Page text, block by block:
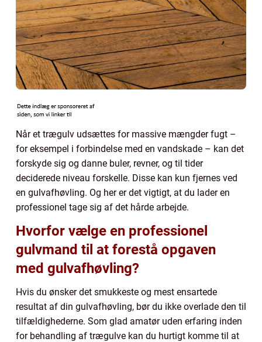
Når et trægulv udsættes for massive mængder fugt –
for eksempel i forbindelse med en vandskade – kan det
forskyde sig og danne buler, revner, og til tider
deciderede niveau forskelle. Disse kan kun fjernes ved
en gulvafhøvling. Og her er det vigtigt, at du lader en
professionel tage sig af det hårde arbejde.
Hvorfor vælge en professionel
gulvmand til at forestå opgaven
med gulvafhøvling?
Hvis du ønsker det smukkeste og mest ensartede
resultat af din gulvafhøvling, bør du ikke overlade den til
tilfældighederne. Som glad amatør uden erfaring inden
for behandling af trægulve kan du hurtigt komme til at